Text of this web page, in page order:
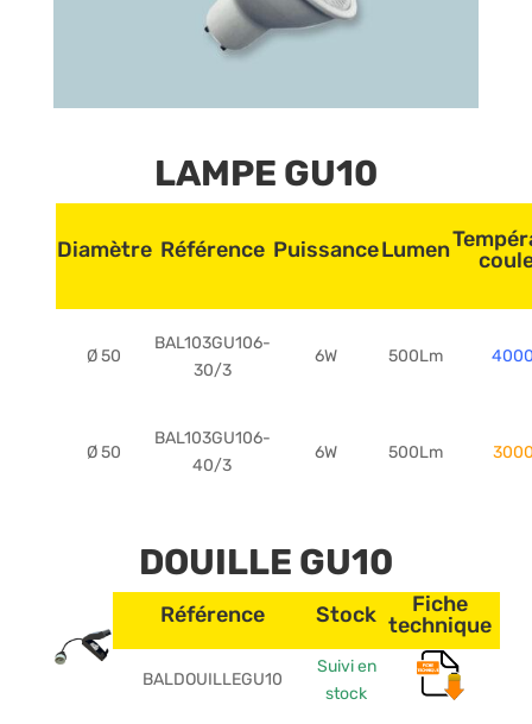
LAMPE GU10
Diamètre Référence PuissanceLumen
Ø 50
BAL103GU106-
30/3
6W 500Lm
Ø 50
BAL103GU106-
40/3
6W 500Lm
DOUILLE GU10
Référence Stock
Fiche
technique
BALDOUILLEGU10
Suivi en
stock